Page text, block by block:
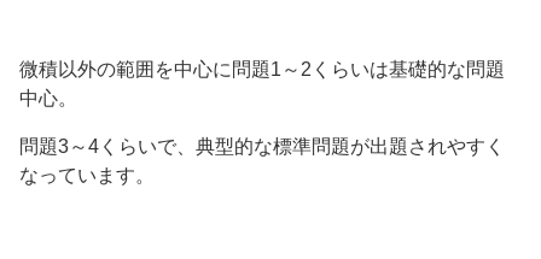
微積以外の範囲を中心に問題1～2くらいは基礎的な問題
中心。
問題3～4くらいで、典型的な標準問題が出題されやすく
なっています。